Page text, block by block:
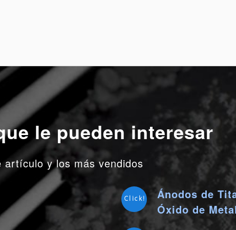
le pueden interesar
y los más vendidos
Click!
Ánodos de
Óxido de